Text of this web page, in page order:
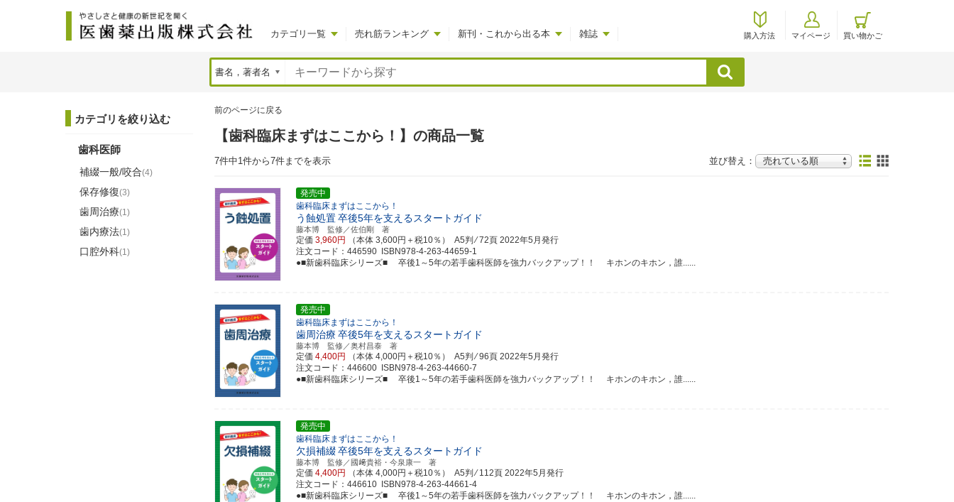
カテゴリ一覧 売れ筋ランキング 新刊・これから出る本 雑誌 購入方法 マイページ 買い物かご
検索
前のページに戻る
【歯科臨床まずはここから！】の商品一覧
7件中1件から7件までを表示 並び替え：
発売中
歯科臨床まずはここから！
う蝕処置卒後5年を支えるスタートガイド
藤本博 監修／佐伯剛 著
定価 3,960円 （本体 3,600円＋税10％） A5判 ⁄ 72頁 2022年5月発行
注文コード：446590 ISBN978-4-263-44659-1
●■新歯科臨床シリーズ■ 卒後1～5年の若手歯科医師を強力バックアップ！！ キホンのキホン，誰......
発売中
歯科臨床まずはここから！
歯周治療 卒後5年を支えるスタートガイド
藤本博 監修／奥村昌泰 著
定価 4,400円 （本体 4,000円＋税10％） A5判 ⁄ 96頁 2022年5月発行
注文コード：446600 ISBN978-4-263-44660-7
●■新歯科臨床シリーズ■ 卒後1～5年の若手歯科医師を強力バックアップ！！ キホンのキホン，誰......
発売中
歯科臨床まずはここから！
欠損補綴卒後5年を支えるスタートガイド
藤本博 監修／國﨑貴裕・今泉康一 著
定価 4,400円 （本体 4,000円＋税10％） A5判 ⁄ 112頁 2022年5月発行
注文コード：446610 ISBN978-4-263-44661-4
●■新歯科臨床シリーズ■ 卒後1～5年の若手歯科医師を強力バックアップ！！ キホンのキホン，誰......
カテゴリを絞り込む
歯科医師
補綴一般/咬合(4)
保存修復(3)
歯周治療(1)
歯内療法(1)
口腔外科(1)